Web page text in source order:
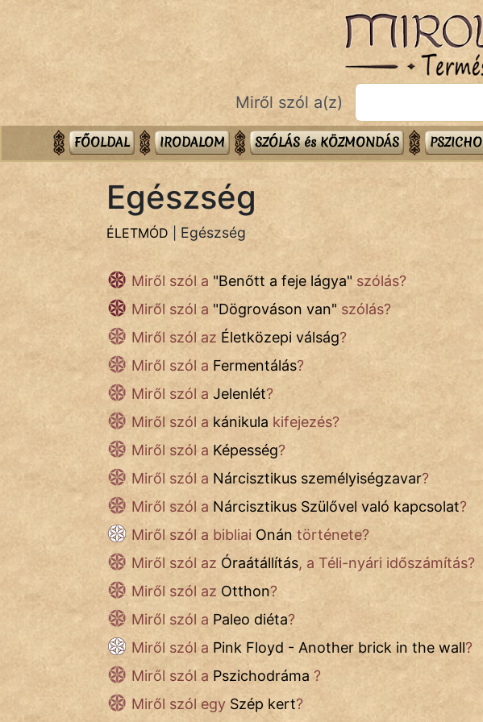
Egészség
Mese
Pszichológia
KÖZMONDÁS
PSZICHO
TÖRTÉNELEM
Miről szól a(z)
FŐOLDAL IRODALOM SZÓLÁS és KÖZMONDÁS PSZICHO
Egészség
ÉLETMÓD Egészség
Miről szól a "Benőtt a feje lágya" szólás?
Miről szól a "Dögrováson van" szólás?
Miről szól az Életközepi válság?
Miről szól a Fermentálás?
Miről szól a Jelenlét?
Miről szól a kánikula kifejezés?
Miről szól a Képesség?
Miről szól a Nárcisztikus személyiségzavar?
Miről szól a Nárcisztikus Szülővel való kapcsolat?
Miről szól a bibliai Onán története?
Miről szól az Óraátállítás, a Téli-nyári időszámítás?
Miről szól az Otthon?
Miről szól a Paleo diéta?
Miről szól a Pink Floyd - Another brick in the wall?
Miről szól a Pszichodráma ?
Miről szólegy Szép kert?